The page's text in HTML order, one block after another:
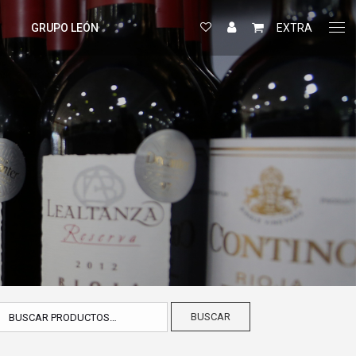
GRUPO LEÓN EXTRA
BUSCAR